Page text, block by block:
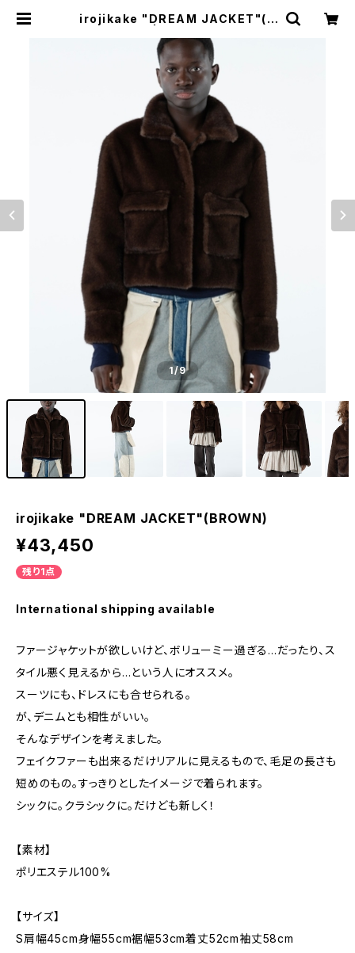
irojikake "DREAM JACKET"(B
1/9
irojikake "DREAM JACKET"(BROWN)
¥43,450
残り1点
International shipping available
ファージャケットが欲しいけど、ボリューミー過ぎる...だったり、ス
タイル悪く見えるから...という人にオススメ。
スーツにも、ドレスにも合せられる。
が、デニムとも相性がいい。
そんなデザインを考えました。
フェイクファーも出来るだけリアルに見えるもので、毛足の長さも
短めのもの。すっきりとしたイメージで着られます。
シックに。クラシックに。だけども新しく！
【素材】
ポリエステル100%
【サイズ】
S肩幅45cm身幅55cm裾幅53cm着丈52cm袖丈58cm